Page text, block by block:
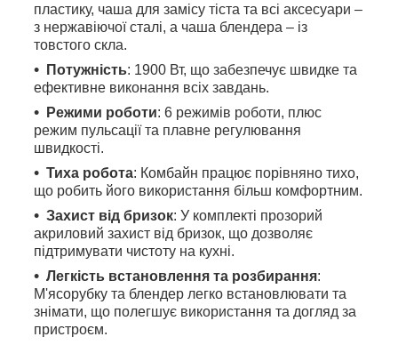
пластику, чаша для замісу тіста та всі аксесуари –
з нержавіючої сталі, а чаша блендера – із
товстого скла.
Потужність: 1900 Вт, що забезпечує швидке та
ефективне виконання всіх завдань.
Режими роботи: 6 режимів роботи, плюс
режим пульсації та плавне регулювання
швидкості.
Тиха робота: Комбайн працює порівняно тихо,
що робить його використання більш комфортним.
Захист від бризок: У комплекті прозорий
акриловий захист від бризок, що дозволяє
підтримувати чистоту на кухні.
Легкість встановлення та розбирання:
М'ясорубку та блендер легко встановлювати та
знімати, що полегшує використання та догляд за
пристроєм.